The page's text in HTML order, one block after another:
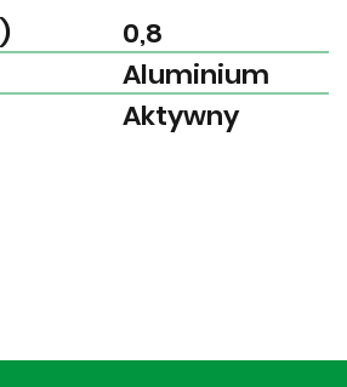
0,8
Aluminium
Aktywny